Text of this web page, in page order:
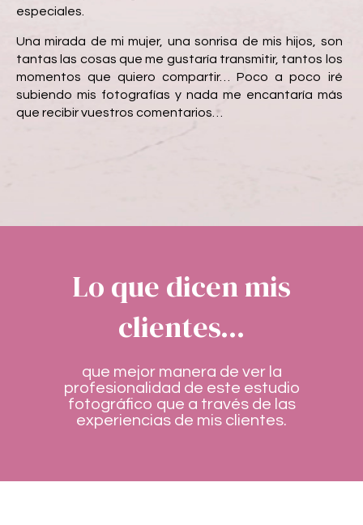
especiales.
Una mirada de mi mujer, una sonrisa de mis hijos, son
tantas las cosas que me gustaría transmitir, tantos los
momentos que quiero compartir… Poco a poco iré
subiendo mis fotografías y nada me encantaría más
que recibir vuestros comentarios…
Lo que dicen mis
clientes...
que mejor manera de ver la
profesionalidad de este estudio
fotográfico que a través de las
experiencias de mis clientes.